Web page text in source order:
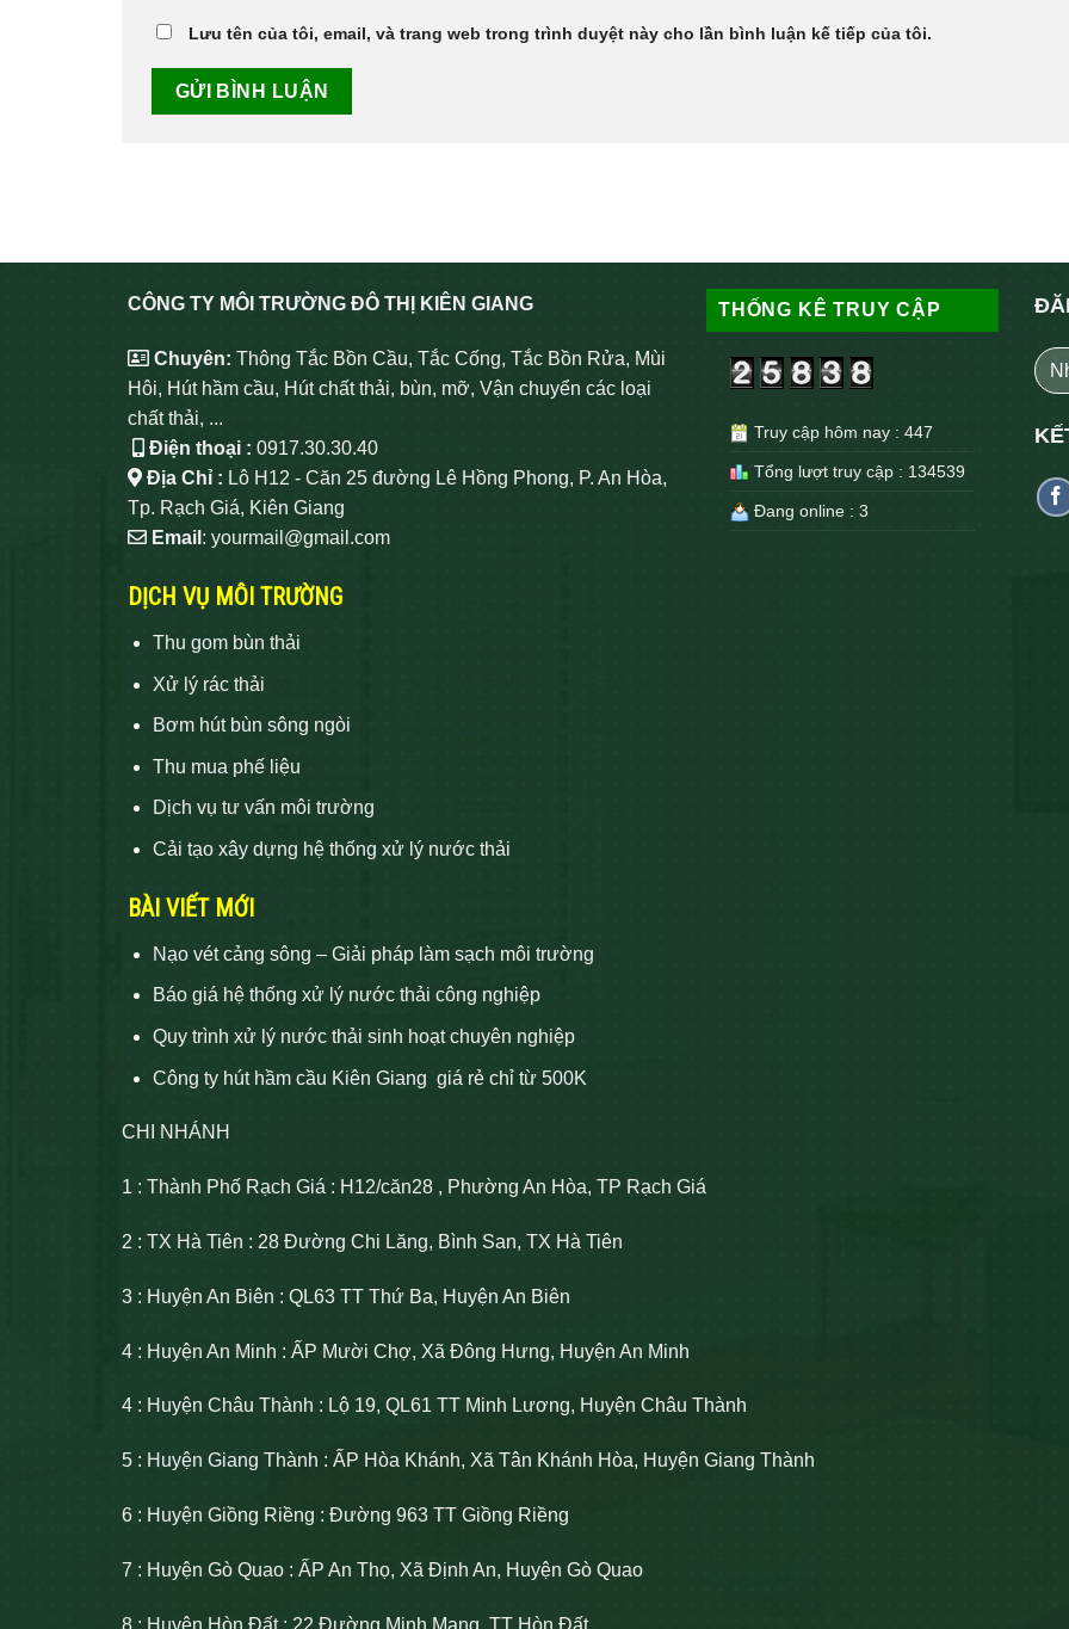
Lưu tên của tôi, email, và trang web trong trình duyệt này cho lần bình luận kế tiếp của tôi.
CÔNG TY MÔI TRƯỜNG ĐÔ THỊ KIÊN GIANG
Chuyên: Thông Tắc Bồn Cầu, Tắc Cống, Tắc Bồn Rửa, Mùi
Hôi, Hút hầm cầu, Hút chất thải, bùn, mỡ, Vận chuyển các loại
chất thải, ...
Điện thoại : 0917.30.30.40
Địa Chỉ : Lô H12 - Căn 25 đường Lê Hồng Phong, P. An Hòa,
Tp. Rạch Giá, Kiên Giang
Email : yourmail@gmail.com
DỊCH VỤ MÔI TRƯỜNG
Thu gom bùn thải
Xử lý rác thải
Bơm hút bùn sông ngòi
Thu mua phế liệu
Dịch vụ tư vấn môi trường
Cải tạo xây dựng hệ thống xử lý nước thải
BÀI VIẾT MỚI
Nạo vét cảng sông – Giải pháp làm sạch môi trường
Báo giá hệ thống xử lý nước thải công nghiệp
Quy trình xử lý nước thải sinh hoạt chuyên nghiệp
Công ty hút hầm cầu Kiên Giang giá rẻ chỉ từ 500K
THỐNG KÊ TRUY CẬP
Truy cập hôm nay : 447
Tổng lượt truy cập : 134539
Đang online : 3
CHI NHÁNH
1 : Thành Phố Rạch Giá : H12/căn28 , Phường An Hòa, TP Rạch Giá
2 : TX Hà Tiên : 28 Đường Chi Lăng, Bình San, TX Hà Tiên
3 : Huyện An Biên : QL63 TT Thứ Ba, Huyện An Biên
4 : Huyện An Minh : ẤP Mười Chợ, Xã Đông Hưng, Huyện An Minh
4 : Huyện Châu Thành : Lộ 19, QL61 TT Minh Lương, Huyện Châu Thành
5 : Huyện Giang Thành : ẤP Hòa Khánh, Xã Tân Khánh Hòa, Huyện Giang Thành
6 : Huyện Giồng Riềng : Đường 963 TT Giồng Riềng
7 : Huyện Gò Quao : ẤP An Thọ, Xã Định An, Huyện Gò Quao
8 : Huyện Hòn Đất : 22 Đường Minh Mạng, TT Hòn Đất